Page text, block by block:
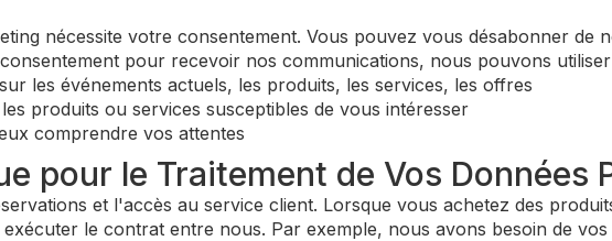
nécessite votre consentement. Vous pouvez vous désabonner de
pour recevoir nos communications, nous pouvons
les événements actuels, les produits, les services, les offres
produits ou services susceptibles de vous intéresser
comprendre vos attentes
pour le Traitement de Vos Données
et l'accès au service client. Lorsque vous achetez des
le contrat entre nous. Par exemple, nous avons besoin de